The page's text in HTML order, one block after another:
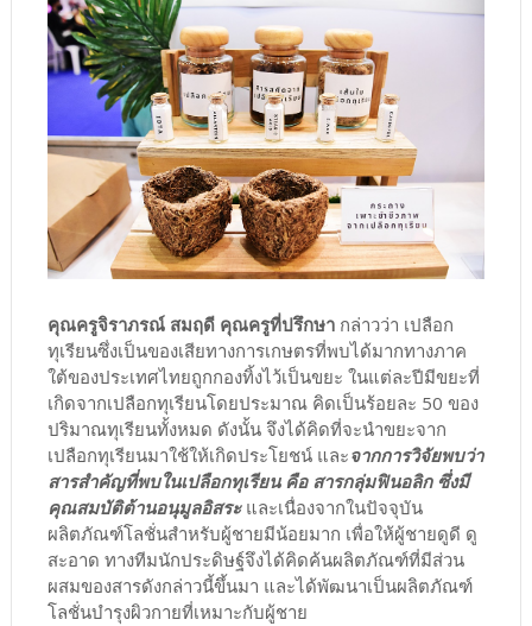
คุณครูจิราภรณ์ สมฤดี คุณครูที่ปรึกษากล่าวว่า เปลือก
ทุเรียนซึ่งเป็นของเสียทางการเกษตรที่พบได้มากทางภาค
ใต้ของประเทศไทยถูกกองทิ้งไว้เป็นขยะ ในแต่ละปีมีขยะที่
เกิดจากเปลือกทุเรียนโดยประมาณ คิดเป็นร้อยละ 50 ของ
ปริมาณทุเรียนทั้งหมด ดังนั้น จึงได้คิดที่จะนำขยะจาก
เปลือกทุเรียนมาใช้ให้เกิดประโยชน์ และจากการวิจัยพบว่า
สารสำคัญที่พบในเปลือกทุเรียน คือ สารกลุ่มฟินอลิก ซึ่งมี
คุณสมบัติต้านอนุมูลอิสระและเนื่องจากในปัจจุบัน
ผลิตภัณฑ์โลชั่นสำหรับผู้ชายมีน้อยมาก เพื่อให้ผู้ชายดูดี ดู
สะอาด ทางทีมนักประดิษฐ์จึงได้คิดค้นผลิตภัณฑ์ที่มีส่วน
ผสมของสารดังกล่าวนี้ขึ้นมา และได้พัฒนาเป็นผลิตภัณฑ์
โลชั่นบำรุงผิวกายที่เหมาะกับผู้ชาย